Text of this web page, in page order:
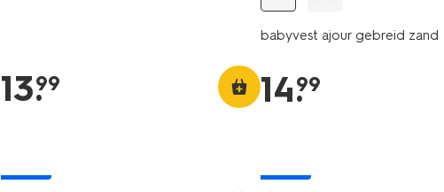
13.
99
babyvest ajour gebreid zand
14.
99